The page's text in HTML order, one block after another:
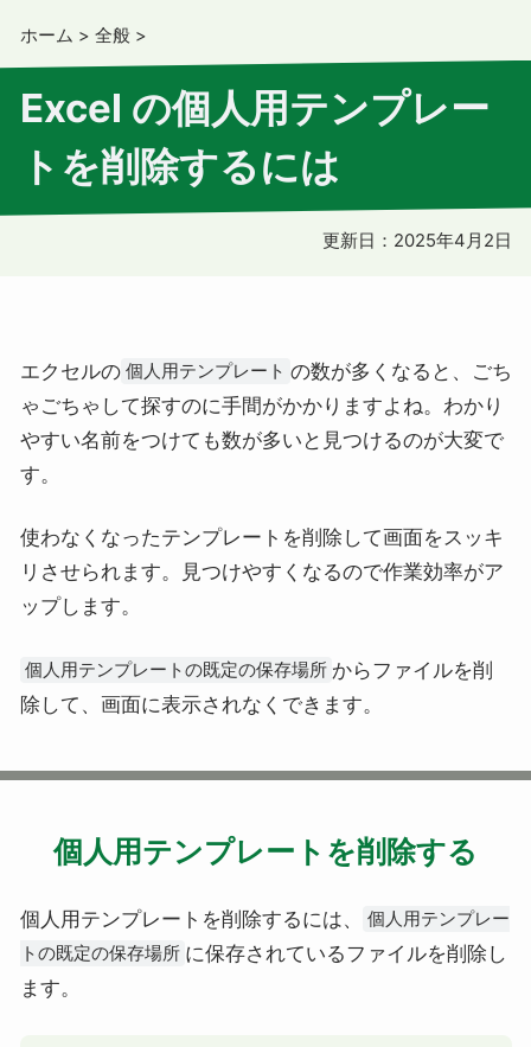
ホーム > 全般 >
Excel の個人用テンプレー
トを削除するには
更新日： 2025年4月2日
エクセルの 個人用テンプレート の数が多くなると、ごち
ゃごちゃして探すのに手間がかかりますよね。わかり
やすい名前をつけても数が多いと見つけるのが大変で
す。
使わなくなったテンプレートを削除して画面をスッキ
リさせられます。見つけやすくなるので作業効率がア
ップします。
個人用テンプレートの既定の保存場所 からファイルを削
除して、画面に表示されなくできます。
個人用テンプレートを削除する
個人用テンプレートを削除するには、
個人用テンプレー
トの既定の保存場所 に保存されているファイルを削除し
ます。